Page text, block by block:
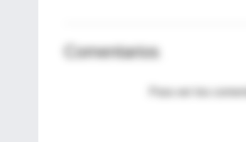
Comentarios
Para ver los